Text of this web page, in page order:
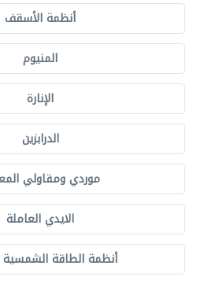
أنظمة الأسقف
المنيوم
الإنارة
الدرابزين
موردي ومقاولي
الايدي العاملة
أنظمة الطاقة الشمسية